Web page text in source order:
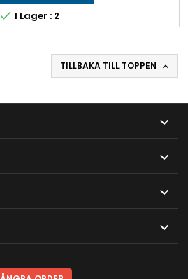
 I Lager : 2
TILLBAKA TILL TOPPEN 



